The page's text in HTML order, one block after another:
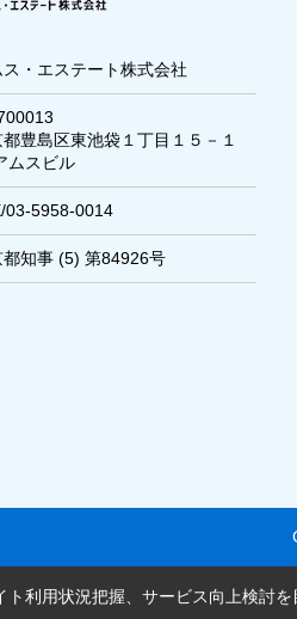
ス・エステート株式会社
豊島区東池袋１丁目１５－１
ムスビル
03-5958-0014
都知事 (5) 第84926号
利用状況把握、サービス向上検討